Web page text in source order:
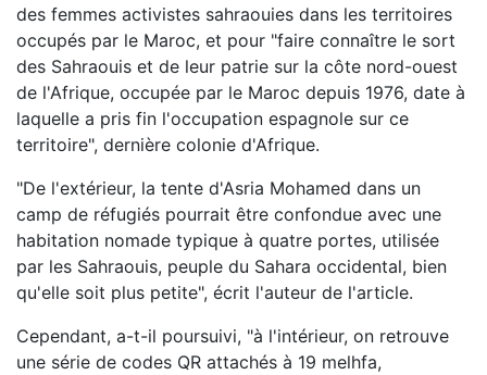
des femmes activistes sahraouies dans les territoires
occupés par le Maroc, et pour "faire connaître le sort
des Sahraouis et de leur patrie sur la côte nord-ouest
de l'Afrique, occupée par le Maroc depuis 1976, date à
laquelle a pris fin l'occupation espagnole sur ce
territoire", dernière colonie d'Afrique.
"De l'extérieur, la tente d'Asria Mohamed dans un
camp de réfugiés pourrait être confondue avec une
habitation nomade typique à quatre portes, utilisée
par les Sahraouis, peuple du Sahara occidental, bien
qu'elle soit plus petite", écrit l'auteur de l'article.
Cependant, a-t-il poursuivi, "à l'intérieur, on retrouve
une série de codes QR attachés à 19 melhfa,